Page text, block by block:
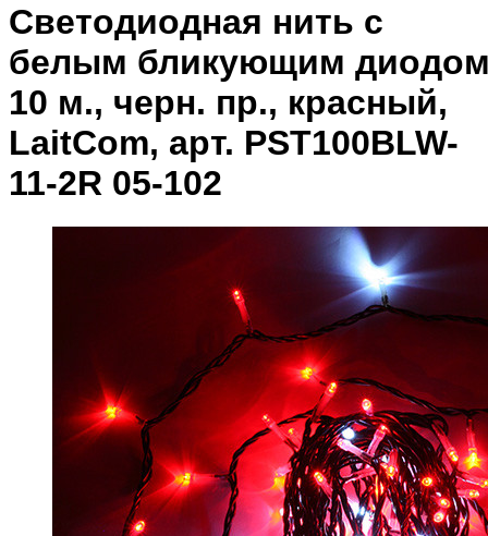
Светодиодная нить с
белым бликующим
10 м., черн. пр., красный,
LaitCom, арт. PST100BLW-
11-2R 05-102